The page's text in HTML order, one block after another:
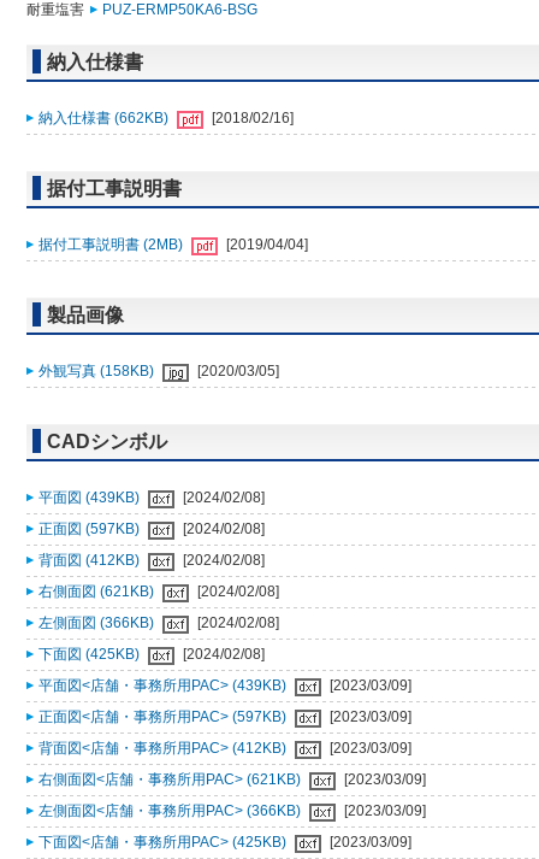
耐重塩害
PUZ-ERMP50KA6-BSG
納入仕様書
納入仕様書 (662KB) [2018/02/16]
据付工事説明書
据付工事説明書 (2MB) [2019/04/04]
製品画像
外観写真 (158KB) [2020/03/05]
CADシンボル
平面図 (439KB)
[2024/02/08]
正面図 (597KB)
[2024/02/08]
背面図 (412KB)
[2024/02/08]
右側面図 (621KB)
[2024/02/08]
左側面図 (366KB)
[2024/02/08]
下面図 (425KB)
[2024/02/08]
平面図<店舗・事務所用PAC> (439KB)
[2023/03/09]
正面図<店舗・事務所用PAC> (597KB)
[2023/03/09]
背面図<店舗・事務所用PAC> (412KB)
[2023/03/09]
右側面図<店舗・事務所用PAC> (621KB)
[2023/03/09]
左側面図<店舗・事務所用PAC> (366KB)
[2023/03/09]
下面図<店舗・事務所用PAC> (425KB)
[2023/03/09]